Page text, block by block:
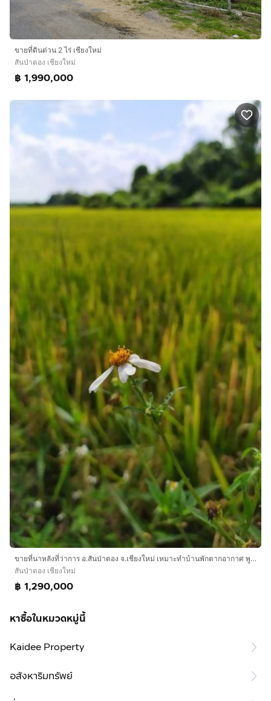
ขายที่ดินด่วน 2 ไร่ เชียงใหม่
สันป่าตอง เชียงใหม่
฿ 1,990,000
ขายที่นาหลังที่ว่าการ อ.สันป่าตอง จ.เชียงใหม่ เหมาะทำบ้านพักตากอากาศ พูลวิลล่า
สันป่าตอง เชียงใหม่
฿ 1,290,000
หาซื้อในหมวดหมู่นี้
Kaidee Property
อสังหาริมทรัพย์